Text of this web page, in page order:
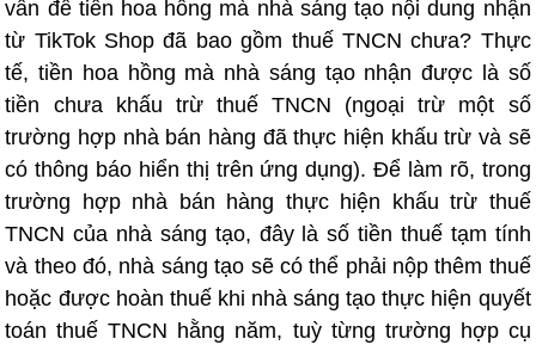
vấn đề tiền hoa hồng mà nhà sáng tạo nội dung nhận
từ TikTok Shop đã bao gồm thuế TNCN chưa? Thực
tế, tiền hoa hồng mà nhà sáng tạo nhận được là số
tiền chưa khấu trừ thuế TNCN (ngoại trừ một số
trường hợp nhà bán hàng đã thực hiện khấu trừ và sẽ
có thông báo hiển thị trên ứng dụng). Để làm rõ, trong
trường hợp nhà bán hàng thực hiện khấu trừ thuế
TNCN của nhà sáng tạo, đây là số tiền thuế tạm tính
và theo đó, nhà sáng tạo sẽ có thể phải nộp thêm thuế
hoặc được hoàn thuế khi nhà sáng tạo thực hiện quyết
toán thuế TNCN hằng năm, tuỳ từng trường hợp cụ